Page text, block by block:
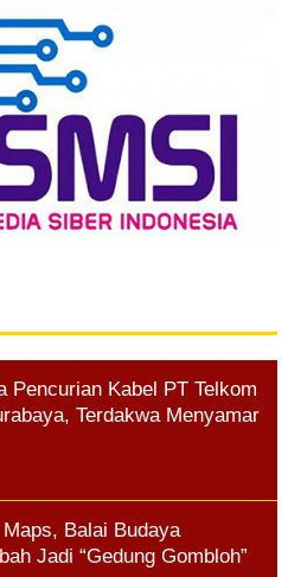
Pencurian Kabel PT Telkom
Terdakwa Menyamar
Balai Budaya
Jadi “Gedung Gombloh”